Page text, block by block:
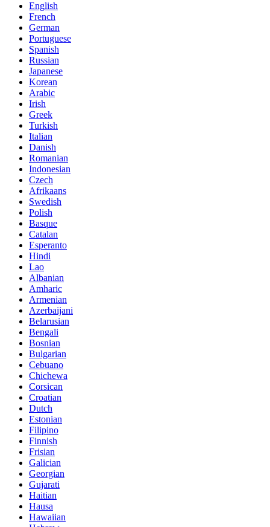
English
French
German
Portuguese
Spanish
Russian
Japanese
Korean
Arabic
Irish
Greek
Turkish
Italian
Danish
Romanian
Indonesian
Czech
Afrikaans
Swedish
Polish
Basque
Catalan
Esperanto
Hindi
Lao
Albanian
Amharic
Armenian
Azerbaijani
Belarusian
Bengali
Bosnian
Bulgarian
Cebuano
Chichewa
Corsican
Croatian
Dutch
Estonian
Filipino
Finnish
Frisian
Galician
Georgian
Gujarati
Haitian
Hausa
Hawaiian